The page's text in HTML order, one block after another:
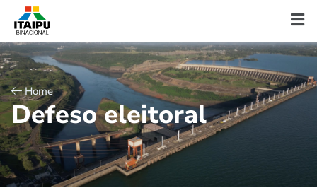
Home
Defeso eleitoral